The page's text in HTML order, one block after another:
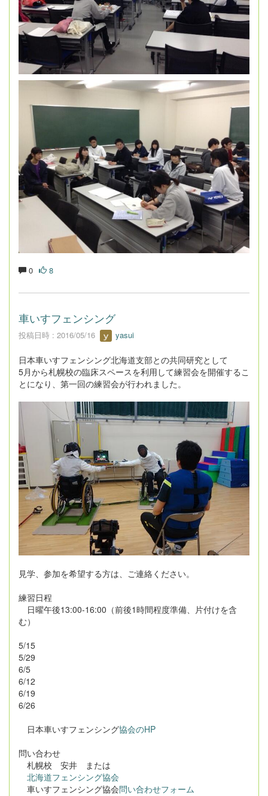
0 8
車いすフェンシング
投稿日時 : 2016/05/16 yasui
日本車いすフェンシング北海道支部との共同研究として
5月から札幌校の臨床スペースを利用して練習会を開催するこ
とになり、第一回の練習会が行われました。
見学、参加を希望する方は、ご連絡ください。
練習日程
日曜午後13:00-16:00（前後1時間程度準備、片付けを含
む）
5/15
5/29
6/5
6/12
6/19
6/26
日本車いすフェンシング協会のHP
問い合わせ
札幌校 安井 または
北海道フェンシング協会
車いすフェンシング協会問い合わせフォーム